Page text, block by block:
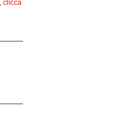
clicca